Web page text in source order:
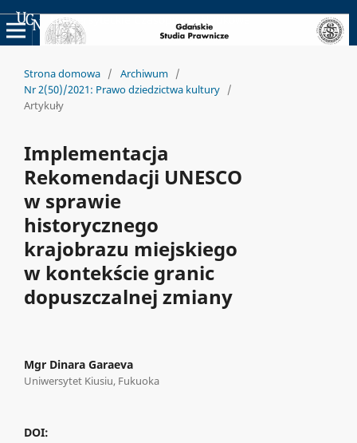
Uniwersyteckie Czasopisma Naukowe
Strona domowa / Archiwum /
Nr 2(50)/2021: Prawo dziedzictwa kultury /
Artykuły
Implementacja
Rekomendacji UNESCO
w sprawie
historycznego
krajobrazu miejskiego
w kontekście granic
dopuszczalnej zmiany
Mgr Dinara Garaeva
Uniwersytet Kiusiu, Fukuoka
DOI: